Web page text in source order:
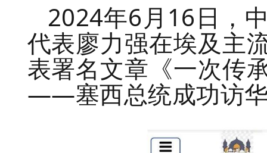
2024年6月16日，
代表廖力强在埃及主
表署名文章《一次传
——塞西总统成功访